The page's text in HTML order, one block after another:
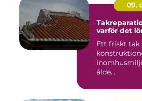
09.
varför det
Ett friskt tak
ålde...